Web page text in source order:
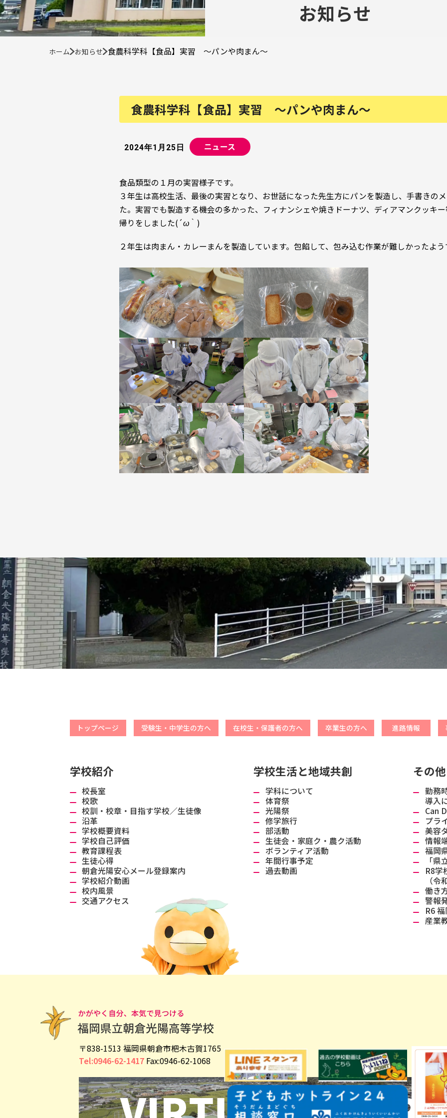
お知らせ
ホーム お知らせ 食農科学科【食品】実習 ～パンや肉まん～
食農科学科【食品】実習 ～パンや肉まん～
2024年1月25日 ニュース
食品類型の１月の実習様子です。
３年生は高校生活、最後の実習となり、お世話になった先生方にパンを製造し、手書きの
た。実習でも製造する機会の多かった、フィナンシェや焼きドーナツ、ディアマンクッキ
帰りをしました( ´ω｀)
２年生は肉まん・カレーまんを製造しています。包餡して、包み込む作業が難しかったよう
トップページ 受験生・中学生の方へ 在校生・保護者の方へ 卒業生の方へ 進路情報
学校紹介
校長室
校歌
校訓・校章・目指す学校／生徒像
沿革
学校概要資料
学校自己評価
教育課程表
生徒心得
朝倉光陽安心メール登録案内
学校紹介動画
校内風景
交通アクセス
学校生活と地域共創
学科について
体育祭
光陽祭
修学旅行
部活動
生徒会・家庭ク・農ク活動
ボランティア活動
年間行事予定
過去動画
その他
勤務
導入
Can
プラ
美容
情報
福岡
「県
R8学
（
働き
警報
R6
産業
〒838-1513 福岡県朝倉市杷木古賀1765
Tel:0946-62-1417 Fax:0946-62-1068